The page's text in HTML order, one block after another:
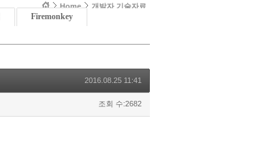
Home 개발자 기술자료
Firemonkey
2016.08.25 11:41
조회 수:2682